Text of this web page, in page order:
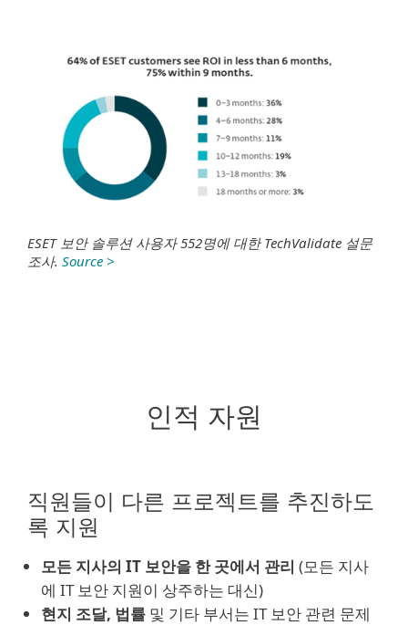
ESET 보안 솔루션 사용자 552명에 대한 TechValidate 설문
조사. Source >
인적 자원
직원들이 다른 프로젝트를 추진하도
록 지원
모든 지사의 IT 보안을 한 곳에서 관리 (모든 지사
에 IT 보안 지원이 상주하는 대신)
현지 조달, 법률 및 기타 부서는 IT 보안 관련 문제